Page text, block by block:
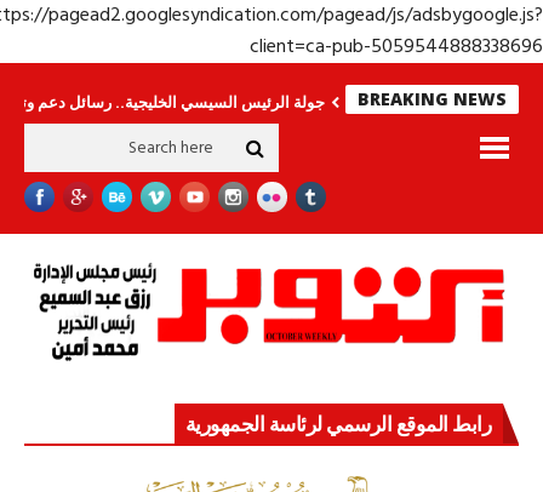
https://pagead2.googlesyndication.com/pagead/js/
client=ca-pub-
BREAKING NEWS
وحراس لا ينامون جولة الرئيس السيسي الخليجية.. رسائل دعم وتضامن
رابط الموقع الرسمي لرئاسة الجمهورية